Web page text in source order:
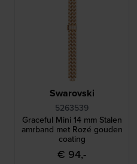
Swarovski
5263539
Graceful Mini 14 mm Stalen
amrband met Rozé gouden
coating
€ 94,-